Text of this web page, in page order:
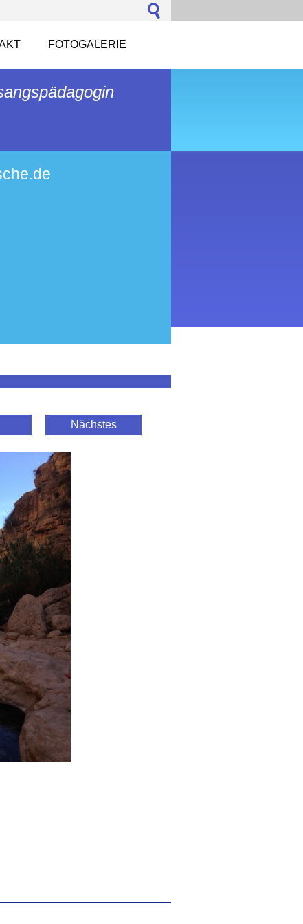
FOTOGALERIE
Nächstes